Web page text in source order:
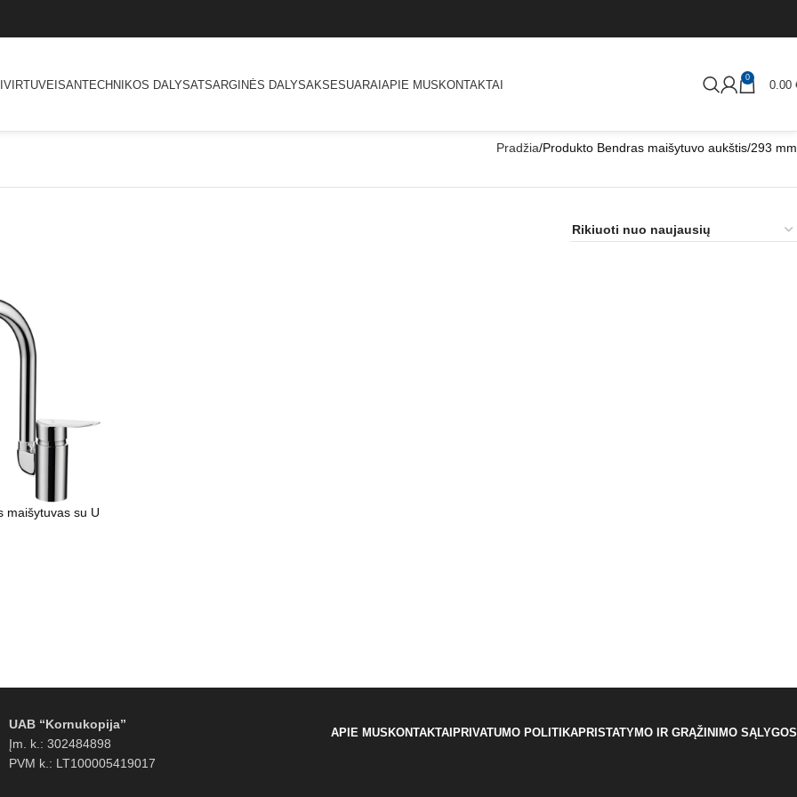
VIRTUVEISANTECHNIKOS DALYSATSARGINĖS DALYSAKSESUARAIAPIE MUSKONTAKTAI
0
0.00
Pradžia Produkto Bendras maišytuvo aukštis 293 mm
maišytuvas su U
UAB “Kornukopija”
Įm. k.: 302484898
PVM k.: LT100005419017
APIE MUS KONTAKTAI PRIVATUMO POLITIKAPRISTATYMO IR GRĄŽINIMO SĄLYGOS